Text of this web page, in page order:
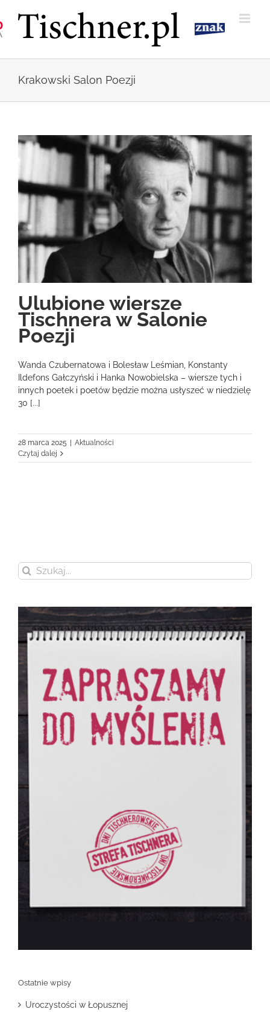
zawartości
Krakowski Salon Poezji
Ulubione wiersze
Tischnera w Salonie
Poezji
Wanda Czubernatowa i Bolesław Leśmian, Konstanty
Ildefons Gałczyński i Hanka Nowobielska – wiersze tych i
innych poetek i poetów będzie można usłyszeć w niedzielę
30 [...]
28 marca 2025
Aktualności
Czytaj dalej
Szukaj
Ostatnie wpisy
Uroczystości w Łopusznej